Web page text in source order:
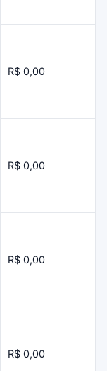
R$ 0,00
R$ 0,00
R$ 0,00
R$ 0,00